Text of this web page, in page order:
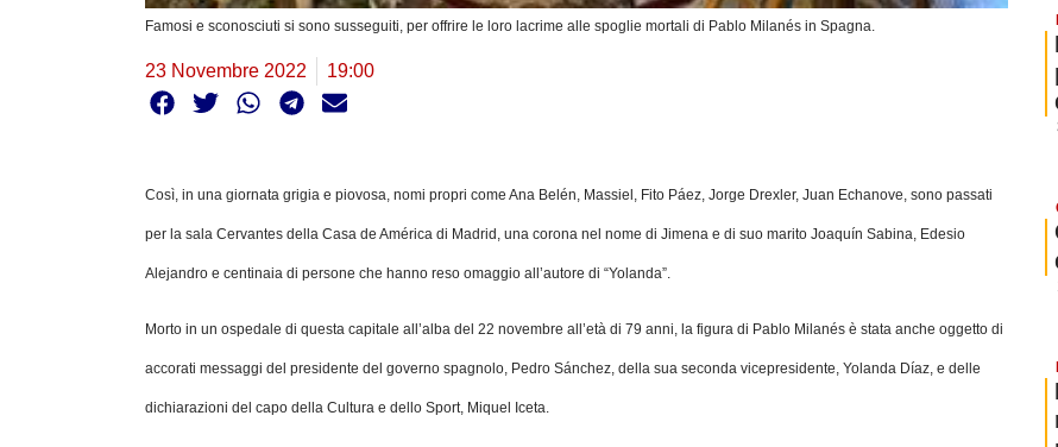
Famosi e sconosciuti si sono susseguiti, per offrire le loro lacrime alle spoglie mortali di Pablo Milanés in Spagna.
23 Novembre 2022 19:00
Così, in una giornata grigia e piovosa, nomi propri come Ana Belén, Massiel, Fito Páez, Jorge Drexler, Juan Echanove, sono passati
per la sala Cervantes della Casa de América di Madrid, una corona nel nome di Jimena e di suo marito Joaquín Sabina, Edesio
Alejandro e centinaia di persone che hanno reso omaggio all’autore di “Yolanda”.
Morto in un ospedale di questa capitale all’alba del 22 novembre all’età di 79 anni, la figura di Pablo Milanés è stata anche oggetto di
accorati messaggi del presidente del governo spagnolo, Pedro Sánchez, della sua seconda vicepresidente, Yolanda Díaz, e delle
dichiarazioni del capo della Cultura e dello Sport, Miquel Iceta.